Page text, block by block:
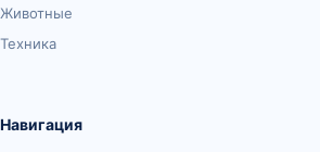
Животные
Техника
Навигация